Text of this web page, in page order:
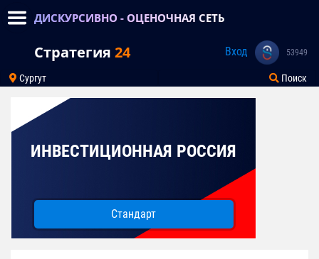
ДИСКУРСИВНО - ОЦЕНОЧНАЯ СЕТЬ
Стратегия 24 Вход 53949
Сургут Поиск
ИНВЕСТИЦИОННАЯ РОССИЯ
Стандарт